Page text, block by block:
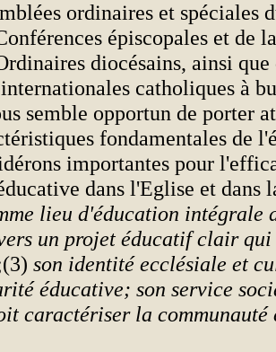
ordinaires et spéciales
épiscopales et de
diocésains, ainsi que
catholiques à
semble opportun de porter
fondamentales de
importantes pour
dans l'Eglise et dans
lieu d'éducation intégrale
un projet éducatif clair qui
son identité ecclésiale et
éducative; son service
caractériser la communauté